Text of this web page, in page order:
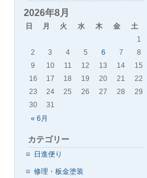
2026年8月
日 月 火 水 木 金 土
« 6月
1
2
3 4 5 6 7
8
9
10 11 12 13 14
15
16
17 18 19 20 21
22
23
24 25 26 27 28
29
30
31
カテゴリー
日進便り
修理・板金塗装